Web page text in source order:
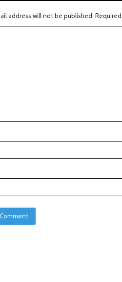
address will not be published.